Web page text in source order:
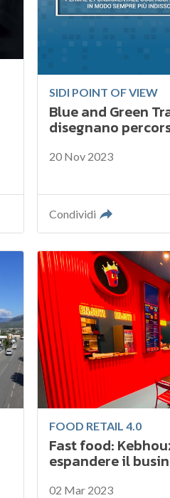
SIDI POINT OF VIEW
Blue and Green
disegnano
20 Nov 2023
Condividi
FOOD RETAIL 4.0
Fast food:
espandere il
02 Mar 2023